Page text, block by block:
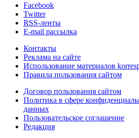
Facebook
Twitter
RSS-ленты
E-mail рассылка
Контакты
Реклама на сайте
Использование материалов
Правила пользования сайтом
Договор пользования сайтом
Политика в сфере
данных
Пользовательское соглашение
Редакция